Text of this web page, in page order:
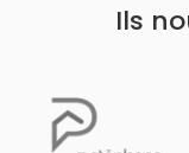
Ils